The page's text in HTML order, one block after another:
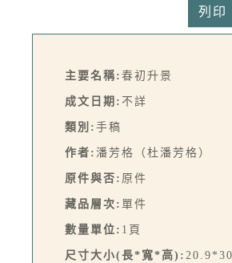
列印
主要名稱: 春初升景
成文日期: 不詳
類別: 手稿
作者: 潘芳格（杜潘芳格）
原件與否: 原件
藏品層次: 單件
數量單位: 1頁
尺寸大小(長*寬*高):